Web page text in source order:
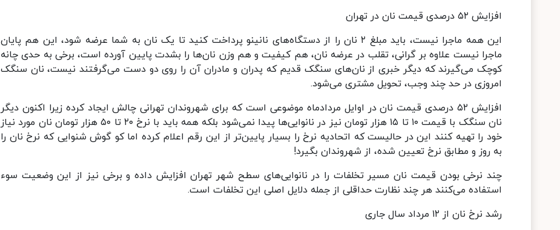
افزایش ۵۲ درصدی قیمت نان در تهران
این همه ماجرا نیست، باید مبلغ ۲ نان را از دستگاه‌های نانینو پرداخت کنید تا یک نان به شما عرضه شود، این هم پایان
ماجرا نیست علاوه بر گرانی، تقلب در عرضه نان، هم کیفیت و هم وزن نان‌ها را بشدت پایین آورده است، برخی به حدی چانه
کوچک می‌گیرند که دیگر خبری از نان‌های سنگک قدیم که پدران و مادران آن را روی دو دست می‌گرفتند نیست، نان سنگک
امروزی در حد چند وجب، تحویل مشتری می‌شود.
افزایش ۵۲ درصدی قیمت نان در اوایل مردادماه موضوعی است که برای شهروندان تهرانی چالش ایجاد کرده زیرا اکنون دیگر
نان سنگک با قیمت ۱۰ تا ۱۵ هزار تومان نیز در نانوایی‌ها پیدا نمی‌شود بلکه همه باید با نرخ ۲۰ تا ۵۰ هزار تومان نان مورد نیاز
خود را تهیه کنند این در حالیست که اتحادیه‌ نرخ را بسیار پایین‌تر از این رقم اعلام کرده‌ اما کو گوش شنوایی که نرخ نان را
به روز و مطابق نرخ تعیین شده، از شهروندان بگیرد!
چند نرخی بودن قیمت نان مسیر تخلفات را در نانوایی‌های سطح شهر تهران افزایش داده و برخی نیز از این وضعیت سوء
استفاده می‌کنند هر چند نظارت حداقلی از جمله دلایل اصلی این تخلفات است.
رشد نرخ نان از ۱۲ مرداد سال جاری